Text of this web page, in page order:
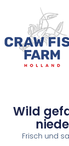
Wild
Frisch und